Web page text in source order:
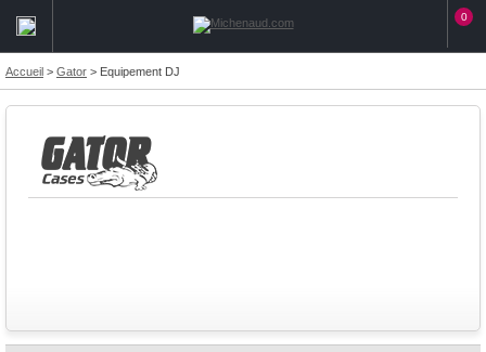
0
Accueil > Gator > Equipement DJ